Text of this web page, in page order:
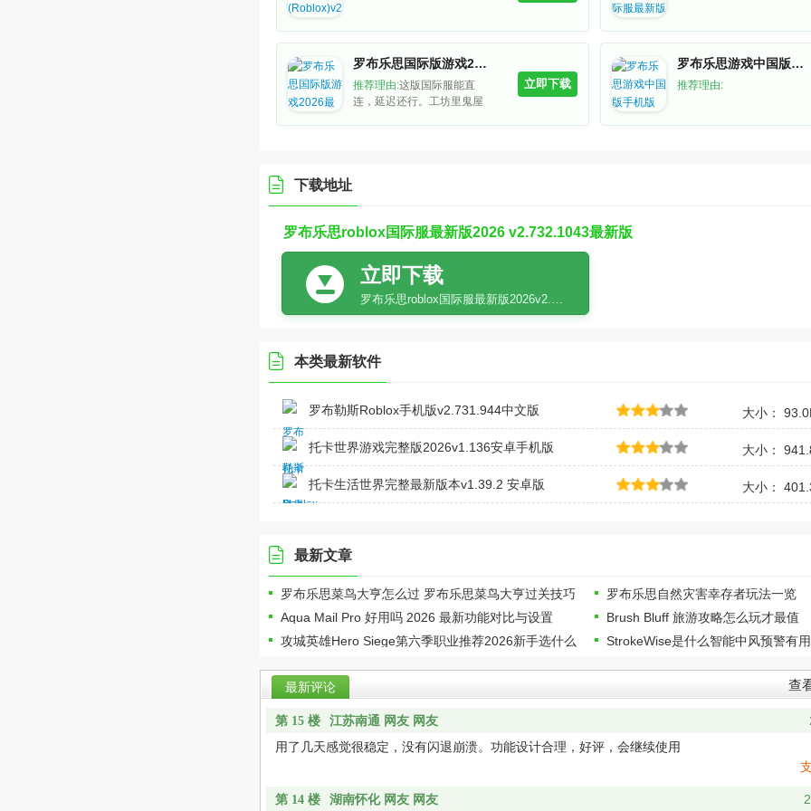
罗布乐思国际版游戏2026最新版
推荐理由:这版国际服能直
连，延迟还行。工坊里鬼屋
立即下载
罗布乐思游戏中国版手机版
推荐理由:
下载地址
罗布乐思roblox国际服最新版2026 v2.732.1043最新版
立即下载
罗布乐思roblox国际服最新版2026v2.732.1043最新版
本类最新软件
罗布勒斯Roblox手机版v2.731.944中文版 大小：
托卡世界游戏完整版2026v1.136安卓手机版 大小：
托卡生活世界完整最新版本v1.39.2 安卓版 大小：
最新文章
罗布乐思菜鸟大亨怎么过 罗布乐思菜鸟大亨过关技巧
罗布乐思自然灾害幸存者玩法一览
Aqua Mail Pro 好用吗 2026 最新功能对比与设置
Brush Bluff 旅游攻略怎么玩才最值
攻城英雄Hero Siege第六季职业推荐2026新手选什么
StrokeWise是什么智能中风预警有
最新评论 查
第 15 楼 江苏南通 网友 网友
用了几天感觉很稳定，没有闪退崩溃。功能设计合理，好评，会继续使用
第 14 楼 湖南怀化 网友 网友